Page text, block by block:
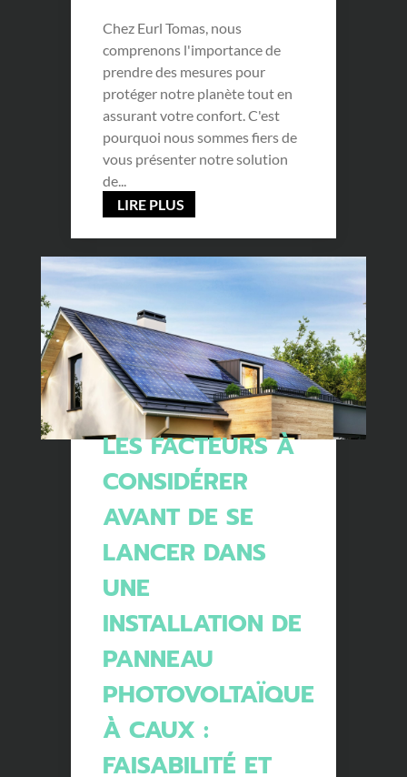
Chez Eurl Tomas, nous
comprenons l'importance de
prendre des mesures pour
protéger notre planète tout en
assurant votre confort. C'est
pourquoi nous sommes fiers de
vous présenter notre solution
de...
LIRE PLUS
LES FACTEURS À
CONSIDÉRER
AVANT DE SE
LANCER DANS
UNE
INSTALLATION DE
PANNEAU
PHOTOVOLTAÏQUE
À CAUX :
FAISABILITÉ ET